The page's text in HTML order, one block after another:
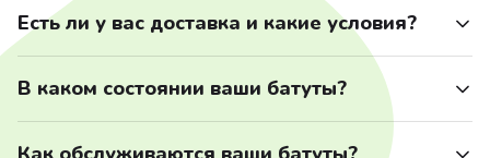
Есть ли у вас доставка и какие условия?
Наша компания осуществляет доставку аттракционов по
Москве и области по следующим условиям: доставим по
Москве в пределах МКАД 9000 руб., далее +60 руб. за
каждый километр. Доставку в другие районы и точную
В каком состоянии ваши батуты?